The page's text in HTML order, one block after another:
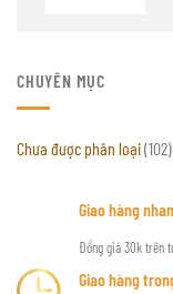
CHUYÊN MỤC
Chưa được phân loại(102)
Giao hàng
Đồng giá 30k trên
Giao hàng